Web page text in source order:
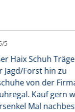
5
Haix Schuh
Jagd/Forst hin zu
von der
Kauf gern
Mal